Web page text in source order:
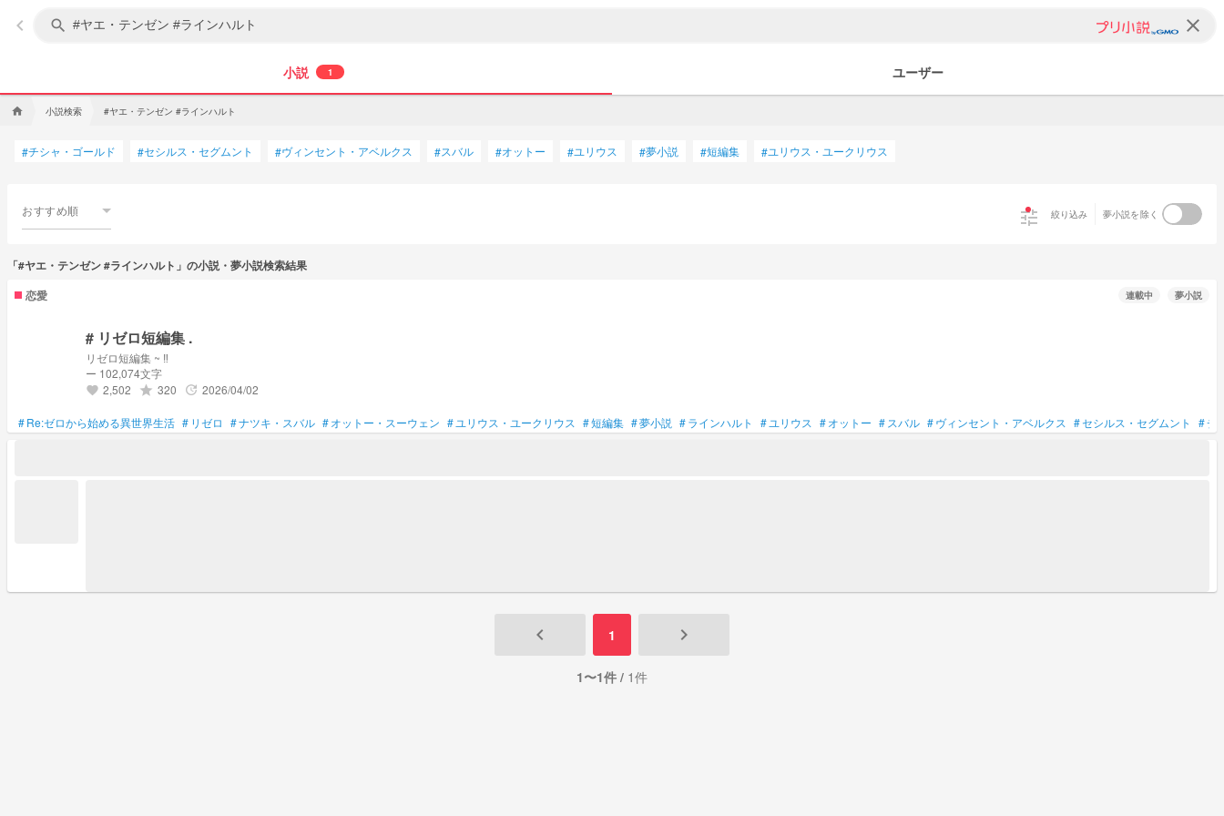
keyboard_arrow_left search clear
小説 1 ユーザー
home 小説検索 #ヤエ・テンゼン #ラインハルト
#チシャ・ゴールド #セシルス・セグムント #ヴィンセント・アベルクス #スバル #オットー #ユリウス #夢小説 #短編集 #ユリウス・ユークリウス
おすすめ順 tune 絞り込み 夢小説を除く
「#ヤエ・テンゼン #ラインハルト」の小説・夢小説検索結果
恋愛
連載中 夢小説
# リゼロ短編集 .
リゼロ短編集 ~ ‼️
ー 102,074文字
favorite 2,502 grade 320 update 2026/04/02
#Re:ゼロから始める異世界生活 # リゼロ #ナツキ・スバル #オットー・スーウェン # ユリウス・ユークリウス #短編集 #夢小説 #ラインハルト # ユリウス #オットー # スバル #ヴィンセント・アベルクス #セシルス・セグムント #チ
keyboard_arrow_left 1 keyboard_arrow_right
1〜1件 / 1件